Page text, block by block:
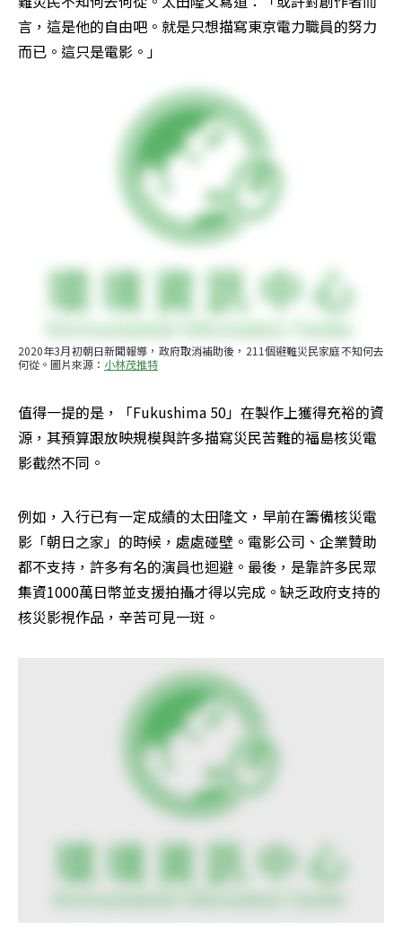
言，這是他的自由吧。就是只想描寫東京電力職員的努力
而已。這只是電影。」
2020年3月初朝日新聞報導，政府取消補助後，211個避難災民家庭不知何去
何從。圖片來源： 小林茂推特
值得一提的是，「Fukushima 50」在製作上獲得充裕的資
源，其預算跟放映規模與許多描寫災民苦難的福島核災電
影截然不同。
例如，入行已有一定成績的太田隆文，早前在籌備核災電
影「朝日之家」的時候，處處碰壁。電影公司、企業贊助
都不支持，許多有名的演員也迴避。最後，是靠許多民眾
集資1000萬日幣並支援拍攝才得以完成。缺乏政府支持的
核災影視作品，辛苦可見一斑。